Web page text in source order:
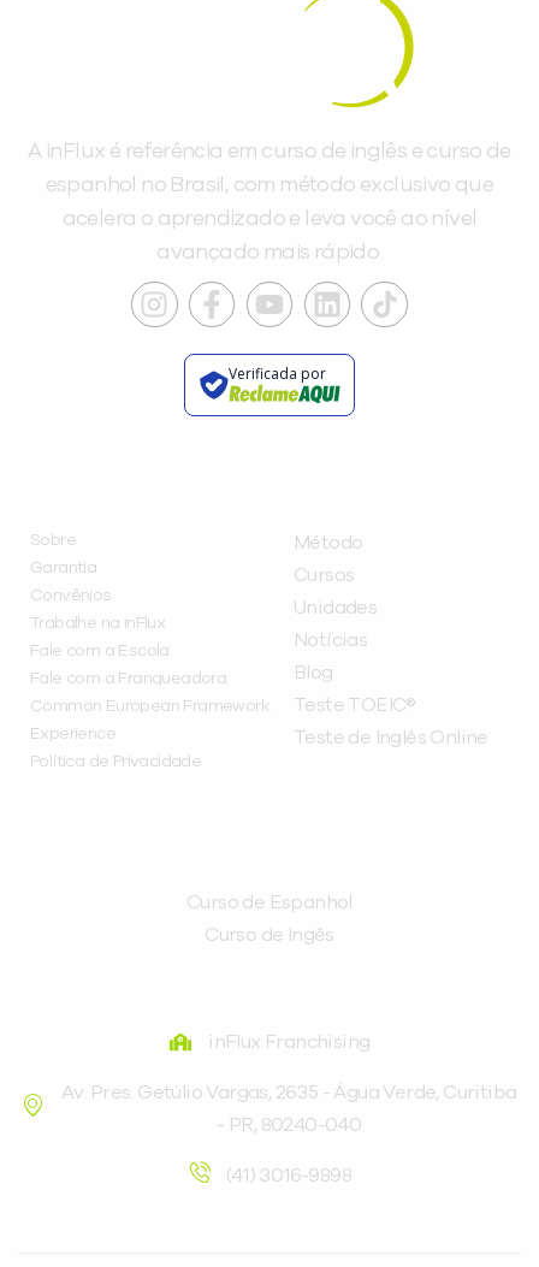
A inFlux é referência em curso de inglês e curso de
espanhol no Brasil, com método exclusivo que
acelera o aprendizado e leva você ao nível
avançado mais rápido.
Verificada por
Sobre
Garantia
Convênios
Trabalhe na inFlux
Fale com a Escola
Fale com a Franqueadora
Common European Framework
Experience
Política de Privacidade
Método
Cursos
Unidades
Notícias
Blog
Teste TOEIC®
Teste de Inglês Online
Curso de Espanhol
Curso de Ingês
inFlux Franchising
Av. Pres. Getúlio Vargas, 2635 - Água Verde, Curitiba
- PR, 80240-040
(41) 3016-9898